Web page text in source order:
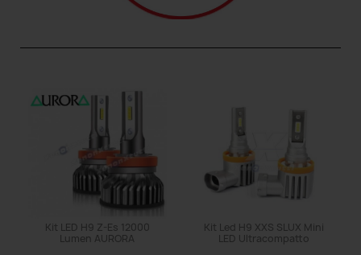
Kit LED H9 Z-Es 12000
Lumen AURORA
Kit Led H9 XXS SLUX Mini
LED Ultracompatto